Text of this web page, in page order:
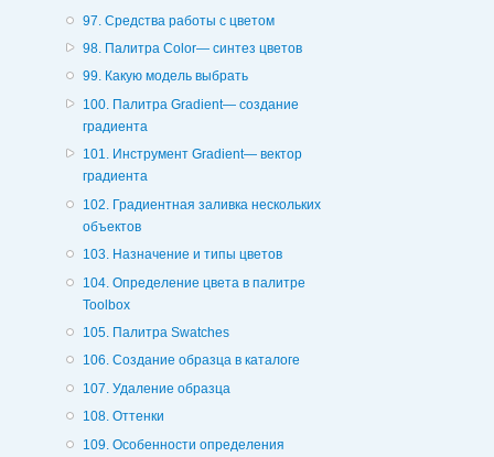
97. Средства работы с цветом
98. Палитра Color— синтез цветов
99. Какую модель выбрать
100. Палитра Gradient— создание
градиента
101. Инструмент Gradient— вектор
градиента
102. Градиентная заливка нескольких
объектов
103. Назначение и типы цветов
104. Определение цвета в палитре
Toolbox
105. Палитра Swatches
106. Создание образца в каталоге
107. Удаление образца
108. Оттенки
109. Особенности определения